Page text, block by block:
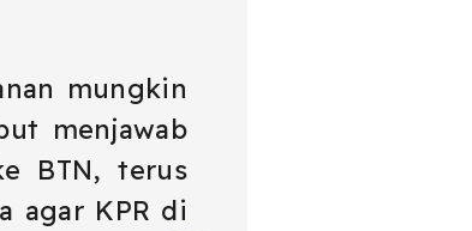
mungkin
menjawab
BTN, terus
agar KPR di